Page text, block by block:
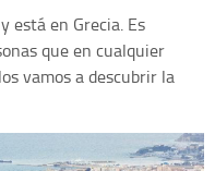
está en Grecia. Es
que en cualquier
vamos a descubrir la